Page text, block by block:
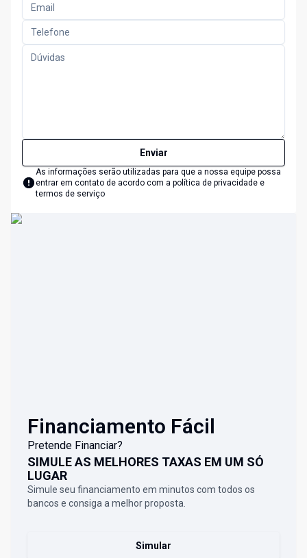
Enviar
As informações serão utilizadas para que a nossa equipe possa
entrar em contato de acordo com a política de privacidade e
termos de serviço
Financiamento Fácil
Pretende Financiar?
SIMULE AS MELHORES TAXAS EM UM SÓ
LUGAR
Simule seu financiamento em minutos com todos os
bancos e consiga a melhor proposta.
Simular